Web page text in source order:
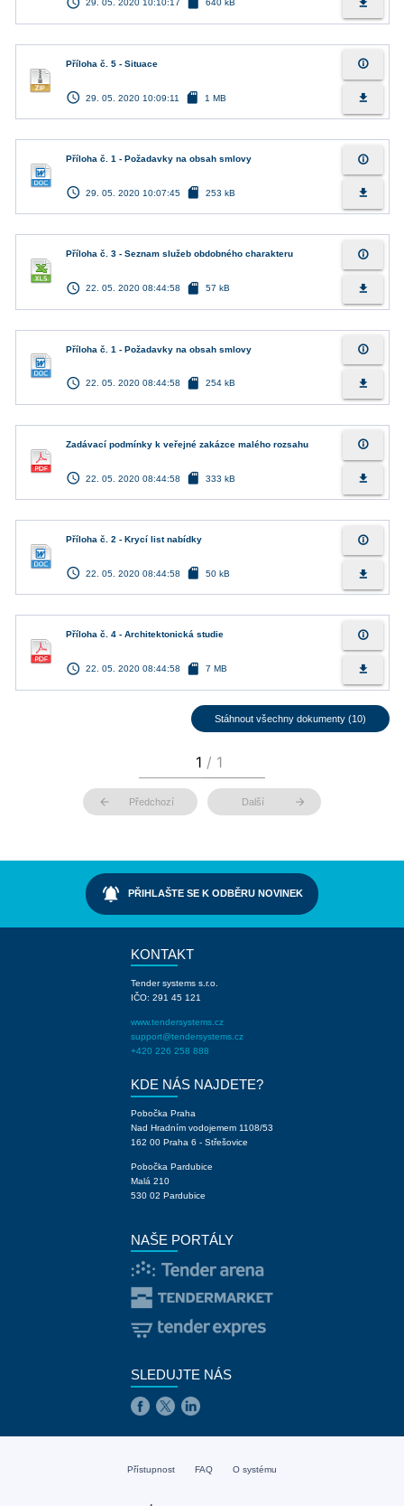
29. 05. 2020 10:10:17 640 kB file_download
Příloha č. 5 - Situace
access_time 29. 05. 2020 10:09:11 sd_card 1 MB
info_outline
file_download
Příloha č. 1 - Požadavky na obsah smlovy
access_time 29. 05. 2020 10:07:45 sd_card 253 kB
info_outline
file_download
Příloha č. 3 - Seznam služeb obdobného charakteru
access_time 22. 05. 2020 08:44:58 sd_card 57 kB
info_outline
file_download
Příloha č. 1 - Požadavky na obsah smlovy
access_time 22. 05. 2020 08:44:58 sd_card 254 kB
info_outline
file_download
Zadávací podmínky k veřejné zakázce malého rozsahu
access_time 22. 05. 2020 08:44:58 sd_card 333 kB
info_outline
file_download
Příloha č. 2 - Krycí list nabídky
access_time 22. 05. 2020 08:44:58 sd_card 50 kB
info_outline
file_download
Příloha č. 4 - Architektonická studie
access_time 22. 05. 2020 08:44:58 sd_card 7 MB
info_outline
file_download
Stáhnout všechny dokumenty (10)
arrow_back Předchozí Další arrow_forward
notifications_active PŘIHLAŠTE SE K ODBĚRU NOVINEK
KONTAKT
Tender systems s.r.o.
IČO: 291 45 121
www.tendersystems.cz
support@tendersystems.cz
+420 226 258 888
KDE NÁS NAJDETE?
Pobočka Praha
Nad Hradním vodojemem 1108/53
162 00 Praha 6 - Střešovice
Pobočka Pardubice
Malá 210
530 02 Pardubice
NAŠE PORTÁLY
SLEDUJTE NÁS
Přístupnost FAQ O systému